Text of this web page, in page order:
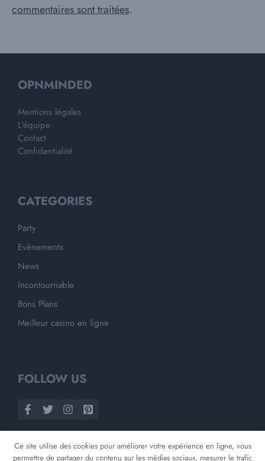
commentaires sont traitées.
OPNMINDED
Mentions légales
L'équipe
Contact
Confidentialité
CATEGORIES
Party
Evènements
News
Incontournable
Bons Plans
Meilleur casino en ligne
FOLLOW US
Ce site utilise des cookies pour améliorer votre expérience en ligne, vous
permettre de partager du contenu sur les médias sociaux, mesurer le trafic